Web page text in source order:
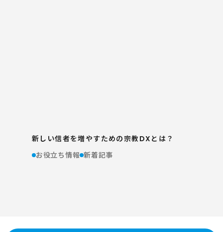
新しい信者を増やすための宗教DXとは？
お役立ち情報 新着記事